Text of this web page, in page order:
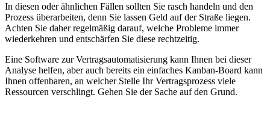
In diesen oder ähnlichen Fällen sollten Sie rasch handeln und den
Prozess überarbeiten, denn Sie lassen Geld auf der Straße liegen.
Achten Sie daher regelmäßig darauf, welche Probleme immer
wiederkehren und entschärfen Sie diese rechtzeitig.
Eine Software zur Vertragsautomatisierung kann Ihnen bei dieser
Analyse helfen, aber auch bereits ein einfaches Kanban-Board kann
Ihnen offenbaren, an welcher Stelle Ihr Vertragsprozess viele
Ressourcen verschlingt. Gehen Sie der Sache auf den Grund.